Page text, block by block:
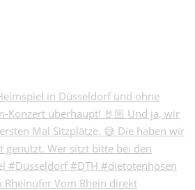
Rheinufer Vom Rhein direkt